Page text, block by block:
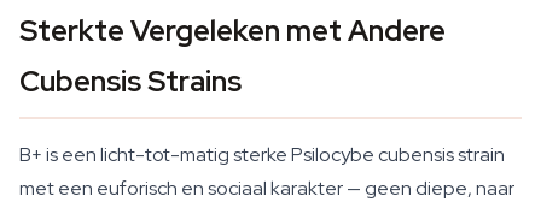
Sterkte Vergeleken met Andere
Cubensis Strains
B+ is een licht-tot-matig sterke Psilocybe cubensis strain
met een euforisch en sociaal karakter — geen diepe, naar